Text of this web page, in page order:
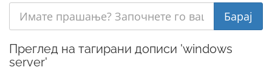
Преглед на тагирани дописи 'windows
server'